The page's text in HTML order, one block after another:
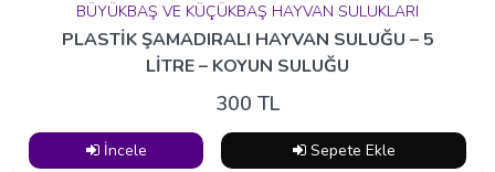
BÜYÜKBAŞ VE KÜÇÜKBAŞ HAYVAN SULUKLARI
PLASTİK ŞAMADIRALI HAYVAN SULUĞU – 5
LİTRE – KOYUN SULUĞU
300 TL
İncele Sepete Ekle